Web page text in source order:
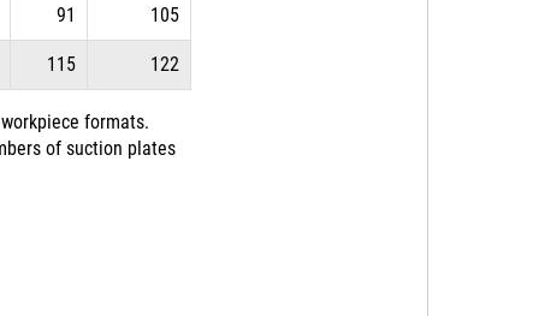
91 105
115 122
formats.
of suction plates